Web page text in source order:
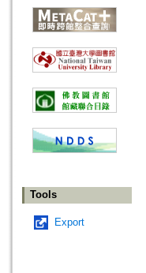
Tools
Export